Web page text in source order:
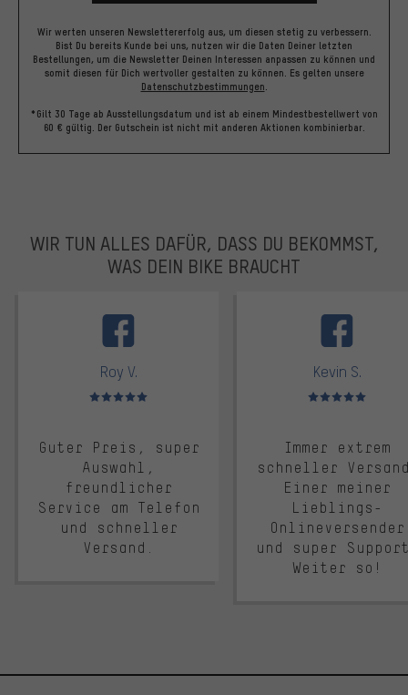
Wir werten unseren Newslettererfolg aus, um diesen stetig zu verbessern.
Bist Du bereits Kunde bei uns, nutzen wir die Daten Deiner letzten
Bestellungen, um die Newsletter Deinen Interessen anpassen zu können und
somit diesen für Dich wertvoller gestalten zu können. Es gelten unsere
Datenschutzbestimmungen
*Gilt 30 Tage ab Ausstellungsdatum und ist ab einem Mindestbestellwert von
60 € gültig. Der Gutschein ist nicht mit anderen Aktionen kombinierbar.
WIR TUN ALLES DAFÜR, DASS DU BEKOMMST,
WAS DEIN BIKE BRAUCHT
Roy V.
Bewertungen: 5 von 5
Guter Preis, super
Auswahl,
freundlicher
Service am Telefon
und schneller
Versand.
Kevin S.
Bewertungen: 5 von 5
Immer extrem
schneller
Einer meiner
Lieblings-
Onlineversender
und super
Weiter so!